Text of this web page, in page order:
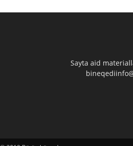
Sayta aid